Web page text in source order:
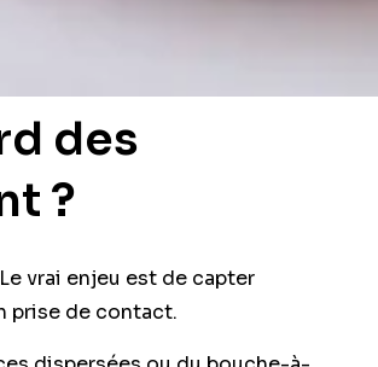
des
?
vrai enjeu est de capter
prise de contact.